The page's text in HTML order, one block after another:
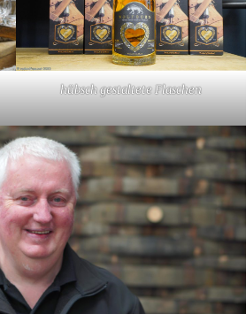
hübsch gestaltete Flaschen